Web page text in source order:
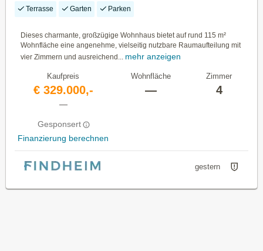
ÜBERDACHTER TERRASSE
Terrasse Garten Parken
Dieses charmante, großzügige Wohnhaus bietet auf rund 115 m²
Wohnfläche eine angenehme, vielseitig nutzbare Raumaufteilung mit
vier Zimmern und ausreichend... mehr anzeigen
Kaufpreis
€ 329.000,-
—
Gesponsert
Finanzierung berechnen
Wohnfläche
—
Zimmer
4
gestern